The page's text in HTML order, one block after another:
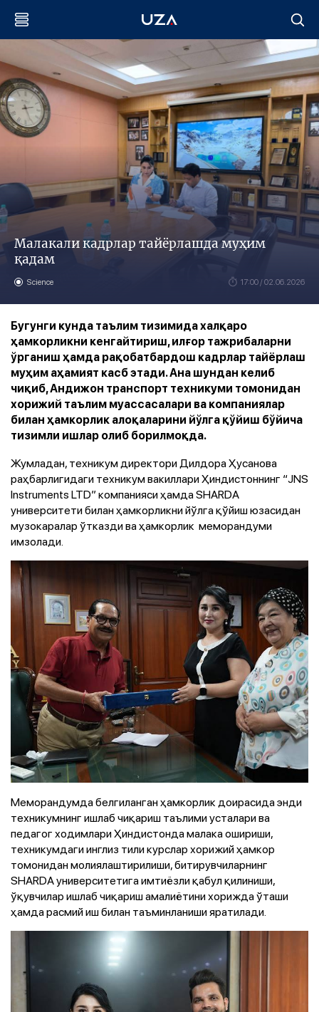
Малакали кадрлар тайёрлашда муҳим
қадам
Science 17:00 / 02.06.2026
Бугунги кунда таълим тизимида халқаро
ҳамкорликни кенгайтириш, илғор тажрибаларни
ўрганиш ҳамда рақобатбардош кадрлар тайёрлаш
муҳим аҳамият касб этади. Ана шундан келиб
чиқиб, Андижон транспорт техникуми томонидан
хорижий таълим муассасалари ва компаниялар
билан ҳамкорлик алоқаларини йўлга қўйиш бўйича
тизимли ишлар олиб борилмоқда.
Жумладан, техникум директори Дилдора Ҳусанова
раҳбарлигидаги техникум вакиллари Ҳиндистоннинг “JNS
Instruments LTD” компанияси ҳамда SHARDA
университети билан ҳамкорликни йўлга қўйиш юзасидан
музокаралар ўтказди ва ҳамкорлик меморандуми
имзолади.
Меморандумда белгиланган ҳамкорлик доирасида энди
техникумнинг ишлаб чиқариш таълими усталари ва
педагог ходимлари Ҳиндистонда малака ошириши,
техникумдаги инглиз тили курслар хорижий ҳамкор
томонидан молиялаштирилиши, битирувчиларнинг
SHARDA университетига имтиёзли қабул қилиниши,
ўқувчилар ишлаб чиқариш амалиётини хорижда ўташи
ҳамда расмий иш билан таъминланиши яратилади.